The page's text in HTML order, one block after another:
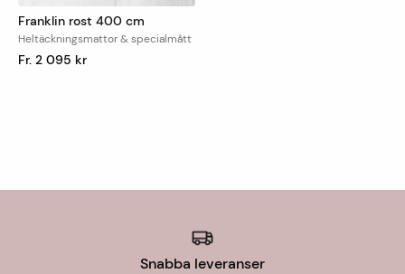
Franklin rost 400 cm
Heltäckningsmattor & specialmått
Fr. 2 095 kr
Snabba leveranser